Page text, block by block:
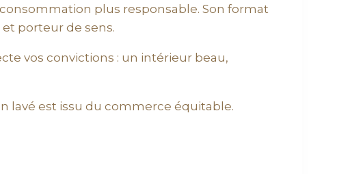
plus responsable. Son format
porteur de sens.
vos convictions : un intérieur beau,
lavé est issu du commerce équitable.